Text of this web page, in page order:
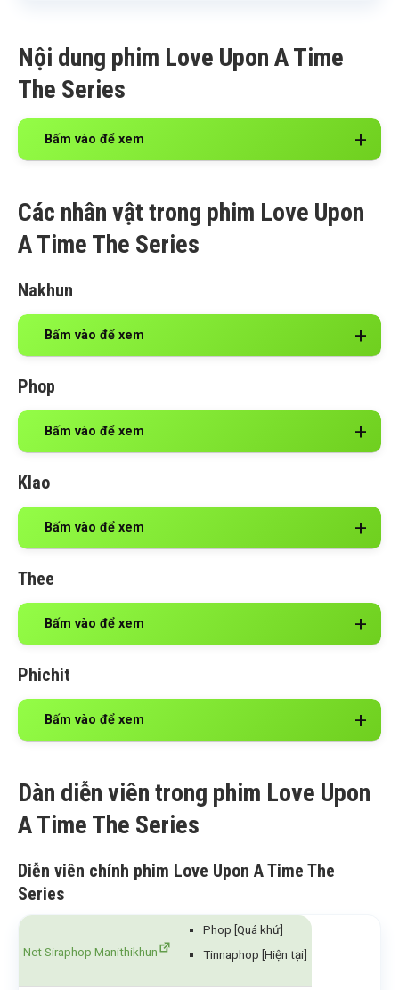
Nội dung phim Love Upon A Time
The Series
Bấm vào để xem
Các nhân vật trong phim Love Upon
A Time The Series
Nakhun
Bấm vào để xem
Phop
Bấm vào để xem
Klao
Bấm vào để xem
Thee
Bấm vào để xem
Phichit
Bấm vào để xem
Dàn diễn viên trong phim Love Upon
A Time The Series
Diễn viên chính phim Love Upon A Time The
Series
Net Siraphop Manithikhun
Phop [Quá khứ]
Tinnaphop [Hiện tại]